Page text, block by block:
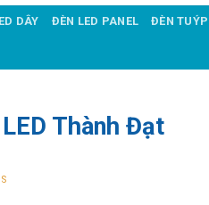
DÂY ĐÈN LED PANEL ĐÈN TUÝP
Thành Đạt